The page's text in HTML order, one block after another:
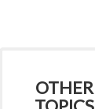
OTHER